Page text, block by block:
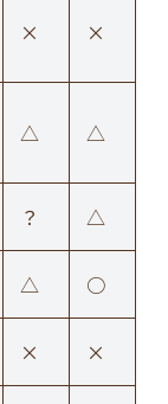
× ×
△ △
？ △
△ ○
× ×